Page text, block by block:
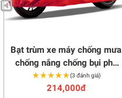
Bạt trùm xe máy chống mưa
chống nắng chống bụi phủ
kín toàn thân xe
★★★★★
★★★★★(3 đánh giá)
214,000đ